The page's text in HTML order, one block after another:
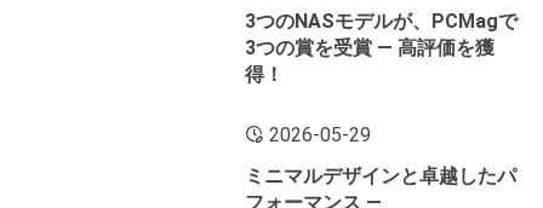
3つのNASモデルが、PCMagで
3つの賞を受賞 ― 高評価を獲
得！
2026-05-29
ミニマルデザインと卓越したパ
フォーマンス ―